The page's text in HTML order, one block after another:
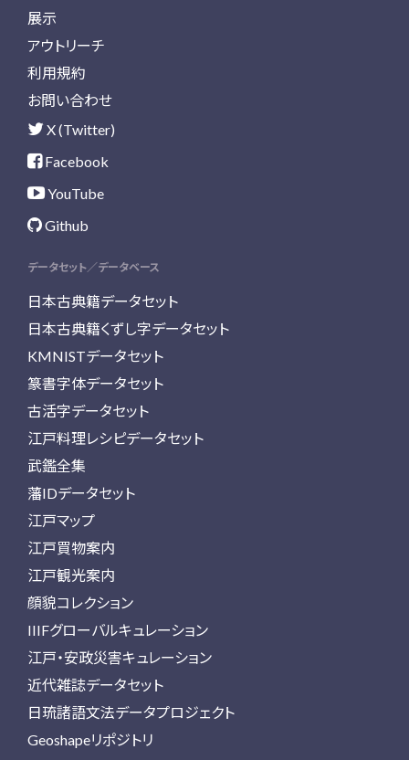
展示
アウトリーチ
利用規約
お問い合わせ
X (Twitter)
Facebook
YouTube
Github
データセット／データベース
日本古典籍データセット
日本古典籍くずし字データセット
KMNISTデータセット
篆書字体データセット
古活字データセット
江戸料理レシピデータセット
武鑑全集
藩IDデータセット
江戸マップ
江戸買物案内
江戸観光案内
顔貌コレクション
IIIFグローバルキュレーション
江戸・安政災害キュレーション
近代雑誌データセット
日琉諸語文法データプロジェクト
Geoshapeリポジトリ